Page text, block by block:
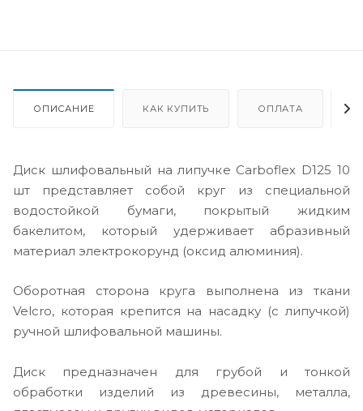
ОПИСАНИЕ КАК КУПИТЬ ОПЛАТА
Диск шлифовальный на липучке Сarbofleх D125 10
шт представляет собой круг из специальной
водостойкой бумаги, покрытый жидким
бакелитом, который удерживает абразивный
материал электрокорунд (оксид алюминия).
Оборотная сторона круга выполнена из ткани
Velcro, которая крепится на насадку (с липучкой)
ручной шлифовальной машины.
Диск предназначен для грубой и тонкой
обработки изделий из древесины, металла,